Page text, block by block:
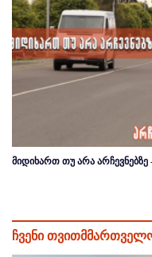
მიდიხართ თუ არა
ჩვენი